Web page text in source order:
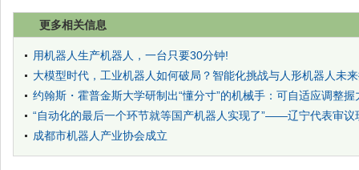
更多相关信息
用机器人生产机器人，一台只要30分钟!
大模型时代，工业机器人如何破局？智能化挑战与人形机器人未
约翰斯・霍普金斯大学研制出“懂分寸”的机械手：可自适应调整握
“自动化的最后一个环节就等国产机器人实现了”——辽宁代表审议
成都市机器人产业协会成立